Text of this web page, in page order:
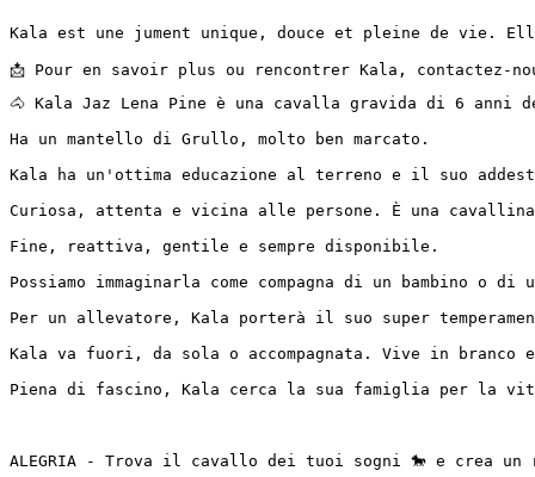
Kala est une jument unique, douce et pleine de vie.
📩 Pour en savoir plus ou rencontrer Kala, contactez-
🐴 Kala Jaz Lena Pine è una cavalla gravida di 6 anni
Ha un mantello di Grullo, molto ben marcato.
Kala ha un'ottima educazione al terreno e il suo
Curiosa, attenta e vicina alle persone. È una
Fine, reattiva, gentile e sempre disponibile.
Possiamo immaginarla come compagna di un bambino o
Per un allevatore, Kala porterà il suo super
Kala va fuori, da sola o accompagnata. Vive in branco
Piena di fascino, Kala cerca la sua famiglia per la
ALEGRIA - Trova il cavallo dei tuoi sogni 🐎 e crea